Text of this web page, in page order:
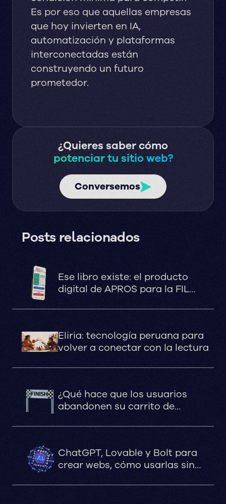
Es por eso que aquellas empresas
que hoy invierten en IA,
automatización y plataformas
interconectadas están
construyendo un futuro
prometedor.
¿Quieres saber cómo
potenciar tu sitio web?
Conversemos
Posts relacionados
Ese libro existe: el producto
digital de APROS para la FIL
Eliria: tecnología peruana para
volver a conectar con la lectura
¿Qué hace que los usuarios
abandonen su carrito de
ChatGPT, Lovable y Bolt para
crear webs, cómo usarlas sin
velocidad ni la estabilidad